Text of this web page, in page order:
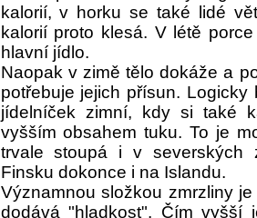
kalorií, v horku se také lidé
kalorií proto klesá. V létě
hlavní jídlo.
Naopak v zimě tělo dokáže a
potřebuje jejich přísun.
jídelníček zimní, kdy si také
vyšším obsahem tuku. To je
trvale stoupá i v severských
Finsku dokonce i na Islandu.
Významnou složkou zmrzliny
dodává "hladkost". Čím